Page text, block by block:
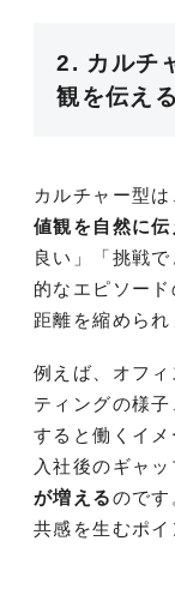
2. カルチ
観を伝える
カルチャー型は
値観を自然に
良い」「挑戦
的なエピソー
距離を縮められ
例えば、オフ
ティングの様
すると働くイメ
入社後のギャッ
が増えるので
共感を生むポイ